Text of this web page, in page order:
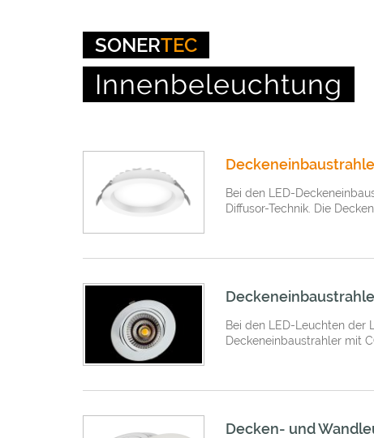
SONERTEC
Innenbeleuchtung
Bei den LED-
Diffusor-Technik. Die
Bei den LED-Leuchten der
Deckeneinbaustrahler mit
Decken- und